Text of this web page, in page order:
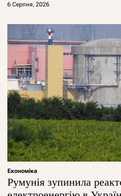
6 Серпня, 2026
Економіка
Румунія зупинила